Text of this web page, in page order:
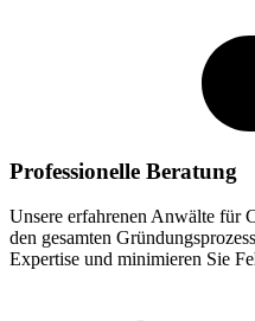
Professionelle Beratung
Unsere erfahrenen Anwälte für
den gesamten
Expertise und minimieren Sie